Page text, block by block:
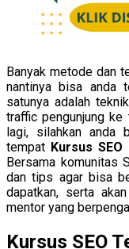
Banyak metode dan
nantinya bisa anda
satunya adalah
traffic pengunjung
lagi, silahkan anda
tempat Kursus
Bersama komunitas
dan tips agar bisa
dapatkan, serta
mentor yang
Kursus SEO